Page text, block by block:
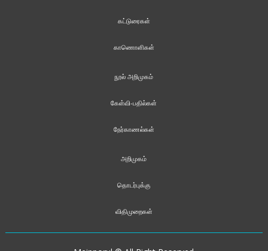
கட்டுரைகள்
காணொளிகள்
நூல் அறிமுகம்
கேள்வி-பதில்கள்
நேர்காணல்கள்
அறிமுகம்
தொடர்புக்கு
விதிமுறைகள்